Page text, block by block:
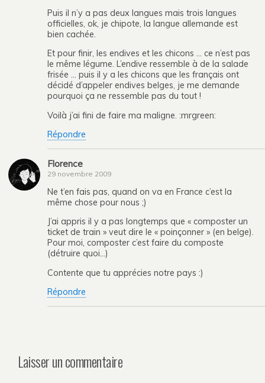
Puis il n’y a pas deux langues mais trois langues
officielles, ok, je chipote, la langue allemande est
bien cachée.
Et pour finir, les endives et les chicons … ce n’est pas
le même légume. L’endive ressemble à de la salade
frisée … puis il y a les chicons que les français ont
décidé d’appeler endives belges, je me demande
pourquoi ça ne ressemble pas du tout !
Voilà j’ai fini de faire ma maligne. :mrgreen:
Répondre
Florence
29 novembre 2009
Ne t’en fais pas, quand on va en France c’est la
même chose pour nous ;)
J’ai appris il y a pas longtemps que « composter un
ticket de train » veut dire le « poinçonner » (en belge).
Pour moi, composter c’est faire du composte
(détruire quoi…)
Contente que tu apprécies notre pays :)
Répondre
Laisser un commentaire